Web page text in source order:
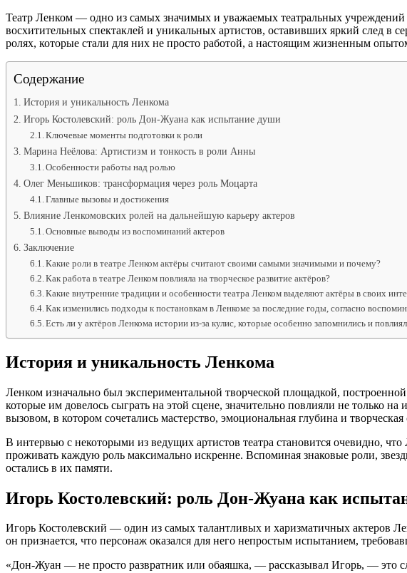
Театр Ленком — одно из самых значимых и уважаемых театральных учреждений
восхитительных спектаклей и уникальных артистов, оставивших яркий след в
ролях, которые стали для них не просто работой, а настоящим жизненным
Содержание
История и уникальность Ленкома
Игорь Костолевский: роль Дон-Жуана как испытание души
Ключевые моменты подготовки к роли
Марина Неёлова: Артистизм и тонкость в роли Анны
Особенности работы над ролью
Олег Меньшиков: трансформация через роль Моцарта
Главные вызовы и достижения
Влияние Ленкомовских ролей на дальнейшую карьеру актеров
Основные выводы из воспоминаний актеров
Заключение
Какие роли в театре Ленком актёры считают своими самыми значимыми и почему?
Как работа в театре Ленком повлияла на творческое развитие актёров?
Какие внутренние традиции и особенности театра Ленком выделяют актёры в своих
Как изменились подходы к постановкам в Ленкоме за последние годы, согласно
Есть ли у актёров Ленкома истории из-за кулис, которые особенно запомнились и
История и уникальность Ленкома
Ленком изначально был экспериментальной творческой площадкой,
которые им довелось сыграть на этой сцене, значительно повлияли не только
вызовом, в котором сочетались мастерство, эмоциональная глубина и творческая
В интервью с некоторыми из ведущих артистов театра становится очевидно,
проживать каждую роль максимально искренне. Вспоминая знаковые роли,
остались в их памяти.
Игорь Костолевский: роль Дон-Жуана как
Игорь Костолевский — один из самых талантливых и харизматичных актеров
он признается, что персонаж оказался для него непростым испытанием,
«Дон-Жуан — не просто развратник или обаяшка, — рассказывал Игорь, — это